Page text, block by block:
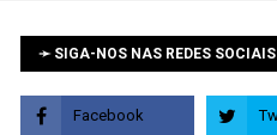
➛ SIGA-NOS NAS REDES SOCIAIS